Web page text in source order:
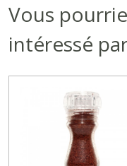
Vous
intéressé